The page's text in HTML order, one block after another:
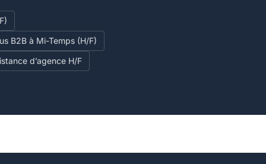
B2B à Mi-Temps (H/F)
d’agence H/F